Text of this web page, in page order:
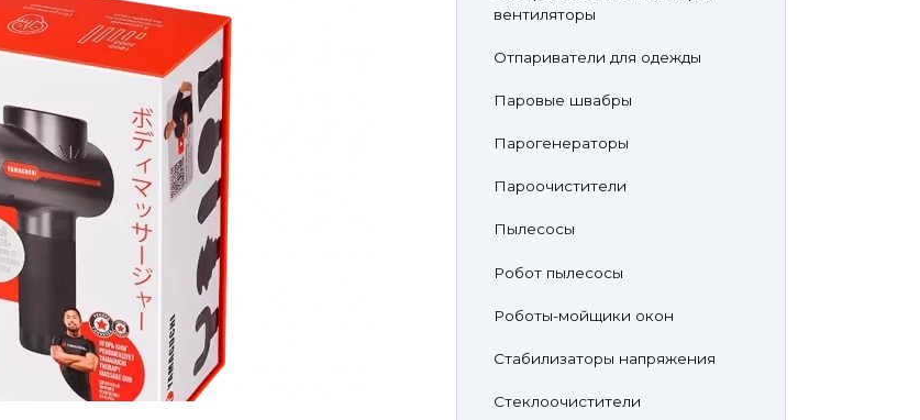
вентиляторы
Отпариватели для одежды
Паровые швабры
Парогенераторы
Пароочистители
Пылесосы
Робот пылесосы
Роботы-мойщики окон
Стабилизаторы напряжения
Стеклоочистители